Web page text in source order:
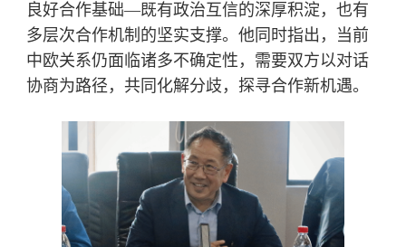
良好合作基础—既有政治互信的深厚积淀，也有
多层次合作机制的坚实支撑。他同时指出，当前
中欧关系仍面临诸多不确定性，需要双方以对话
协商为路径，共同化解分歧，探寻合作新机遇。